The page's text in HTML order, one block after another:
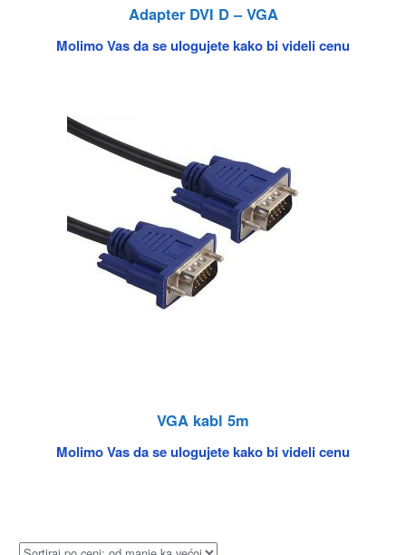
Adapter DVI D – VGA
Molimo Vas da se ulogujete kako bi videli cenu
VGA kabl 5m
Molimo Vas da se ulogujete kako bi videli cenu